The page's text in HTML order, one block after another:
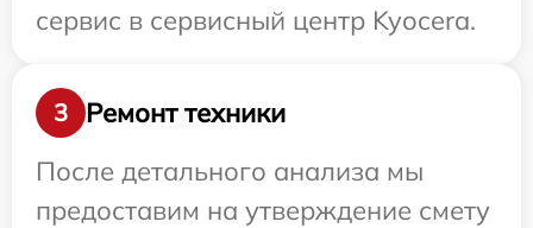
сервис в сервисный центр Kyocera.
3
Ремонт техники
После детального анализа мы
предоставим на утверждение смету